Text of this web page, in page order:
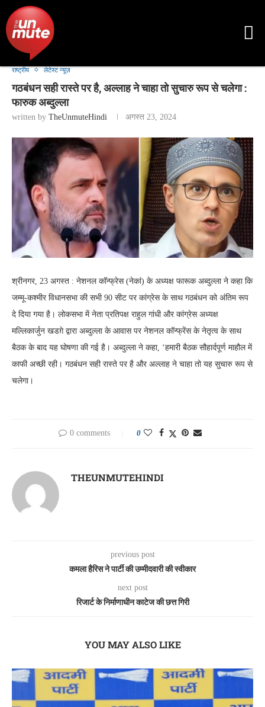
राष्ट्रीय लेटेस्ट न्यूज़
गठबंधन सही रास्ते पर है, अल्लाह ने चाहा तो सुचारु रूप से चलेगा :
फारुक अब्दुल्ला
written by TheUnmuteHindi अगस्त 23, 2024
श्रीनगर, 23 अगस्त : नेशनल कॉन्फ्रेस (नेकां) के अध्यक्ष फारूक अब्दुल्ला ने कहा कि
जम्मू-कश्मीर विधानसभा की सभी 90 सीट पर कांग्रेस के साथ गठबंधन को अंतिम रूप
दे दिया गया है। लोकसभा में नेता प्रतिपक्ष राहुल गांधी और कांग्रेस अध्यक्ष
मल्लिकार्जुन खडग़े द्वारा अब्दुल्ला के आवास पर नेशनल कॉन्फ्रेंस के नेतृत्व के साथ
बैठक के बाद यह घोषणा की गई है। अब्दुल्ला ने कहा, ‘हमारी बैठक सौहार्दपूर्ण माहौल में
काफी अच्छी रही। गठबंधन सही रास्ते पर है और अल्लाह ने चाहा तो यह सुचारु रूप से
चलेगा।
0 comments 0
THEUNMUTEHINDI
previous post
कमला हैरिस ने पार्टी की उम्मीदवारी की स्वीकार
next post
रिजार्ट के निर्माणाधीन काटेज की छत्त गिरी
YOU MAY ALSO LIKE